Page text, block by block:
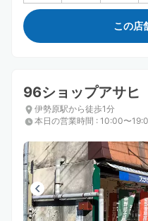
この店
96ショップアサヒ
伊勢原駅から徒歩1分
本日の営業時間 : 10:00〜